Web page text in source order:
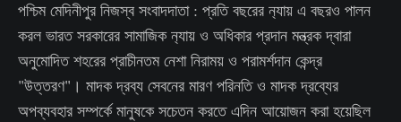
পশ্চিম মেদিনীপুর নিজস্ব সংবাদদাতা : প্রতি বছরের ন‍্যায় এ বছরও পালন
করল ভারত সরকারের সামাজিক ন‍্যায় ও অধিকার প্রদান মন্ত্রক দ্বারা
অনুমোদিত শহরের প্রাচীনতম নেশা নিরাময় ও পরামর্শদান কেন্দ্র
"উত্তরণ"। মাদক দ্রব্য সেবনের মারণ পরিনতি ও মাদক দ্রব্যের
অপব্যবহার সম্পর্কে মানুষকে সচেতন করতে এদিন আয়োজন করা হয়েছিল